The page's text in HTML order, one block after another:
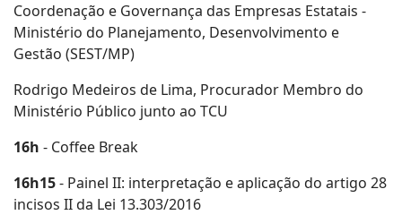
Coordenação e Governança das Empresas Estatais -
Ministério do Planejamento, Desenvolvimento e
Gestão (SEST/MP)
Rodrigo Medeiros de Lima, Procurador Membro do
Ministério Público junto ao TCU
16h - Coffee Break
16h15- Painel II: interpretação e aplicação do artigo 28
incisos II da Lei 13.303/2016